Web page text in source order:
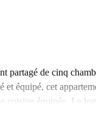
partagé de cinq
équipé, cet
cuisine équipée. Le